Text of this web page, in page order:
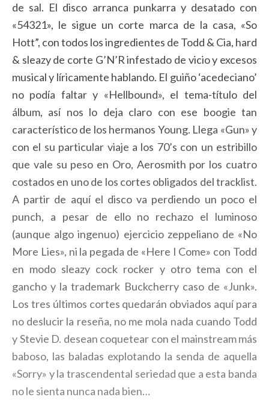
de sal. El disco arranca punkarra y desatado con
«54321», le sigue un corte marca de la casa, «So
Hott”, con todos los ingredientes de Todd & Cia, hard
& sleazy de corte G’N’R infestado de vicio y excesos
musical y líricamente hablando. El guiño ‘acedeciano’
no podía faltar y «Hellbound», el tema-título del
álbum, así nos lo deja claro con ese boogie tan
característico de los hermanos Young. Llega «Gun» y
con el su particular viaje a los 70’s con un estribillo
que vale su peso en Oro, Aerosmith por los cuatro
costados en uno de los cortes obligados del tracklist.
A partir de aquí el disco va perdiendo un poco el
punch, a pesar de ello no rechazo el luminoso
(aunque algo ingenuo) ejercicio zeppeliano de «No
More Lies», ni la pegada de «Here I Come» con Todd
en modo sleazy cock rocker y otro tema con el
gancho y la trademark Buckcherry caso de «Junk».
Los tres últimos cortes quedarán obviados aquí para
no deslucir la reseña, no me mola nada cuando Todd
y Stevie D. desean coquetear con el mainstream más
baboso, las baladas explotando la senda de aquella
«Sorry» y la trascendental seriedad que a esta banda
no le sienta nunca nada bien…